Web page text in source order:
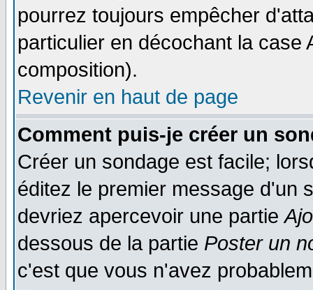
pourrez toujours empêcher
particulier en décochant la
composition).
Revenir en haut de page
Comment puis-je créer un
Créer un sondage est facile;
éditez le premier message d'un
devriez apercevoir une partie
dessous de la partie Poster un
c'est que vous n'avez